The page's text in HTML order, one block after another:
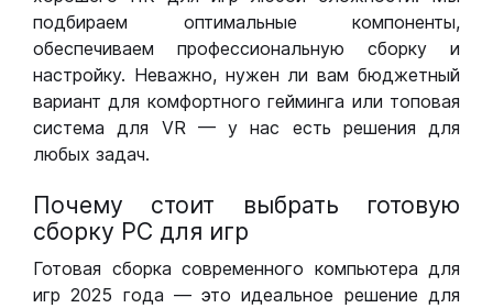
подбираем оптимальные компоненты,
обеспечиваем профессиональную сборку и
настройку. Неважно, нужен ли вам бюджетный
вариант для комфортного гейминга или топовая
система для VR — у нас есть решения для
любых задач.
Почему стоит выбрать готовую
сборку РС для игр
Готовая сборка современного компьютера для
игр 2025 года — это идеальное решение для